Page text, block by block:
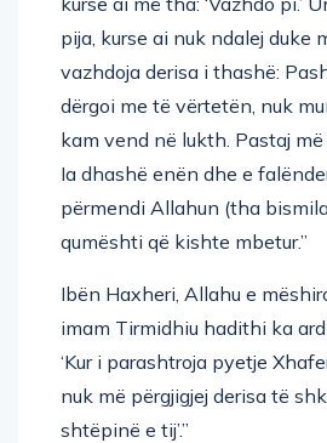
pija, kurse ai nuk ndalej duke
vazhdoja derisa i thashë:
dërgoi me të vërtetën, nuk
kam vend në lukth. Pastaj më
Ia dhashë enën dhe e
përmendi Allahun (tha
qumështi që kishte mbetur.”
Ibën Haxheri, Allahu e
imam Tirmidhiu hadithi ka
‘Kur i parashtroja pyetje
nuk më përgjigjej derisa të
shtëpinë e tij’.”